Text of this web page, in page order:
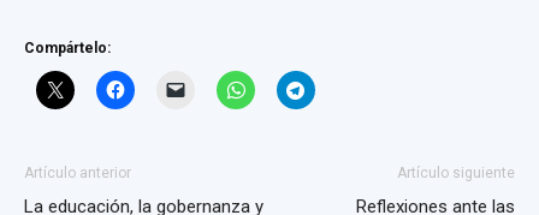
Compártelo:
Artículo anterior
La educación, la gobernanza y
Artículo siguiente
Reflexiones ante las